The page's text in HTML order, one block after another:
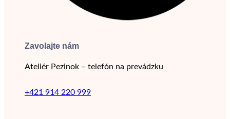
Zavolajte nám
Ateliér Pezinok – telefón na prevádzku
+421 914 220 999